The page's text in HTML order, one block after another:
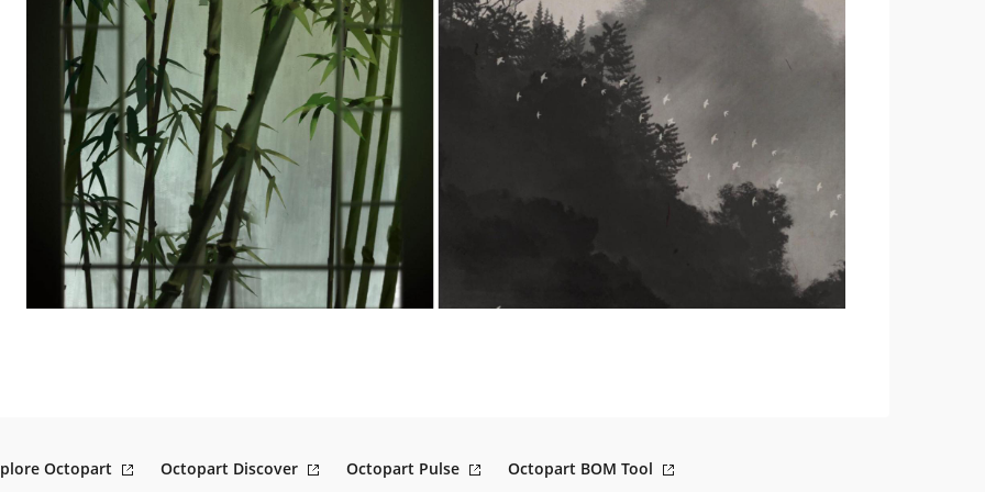
Octopart Octopart Discover Octopart Pulse Octopart BOM Tool